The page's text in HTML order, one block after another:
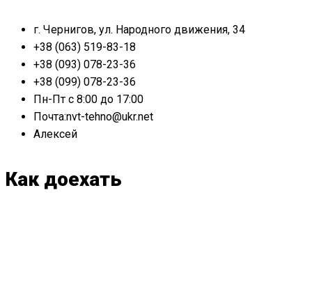
г. Чернигов, ул. Народного движения, 34
+38 (063) 519-83-18
+38 (093) 078-23-36
+38 (099) 078-23-36
Пн-Пт с 8:00 до 17:00
Почта:nvt-tehno@ukr.net
Алексей
Как доехать